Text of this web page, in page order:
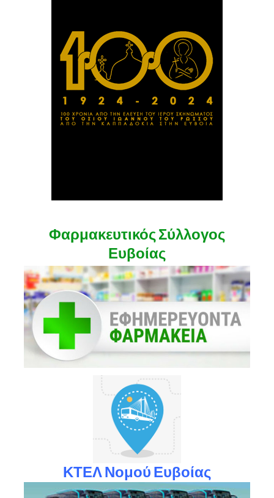
Φαρμακευτικός Σύλλογος
Ευβοίας
ΚΤΕΛ Νομού Ευβοίας